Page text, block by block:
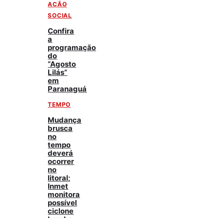
AÇÃO
SOCIAL
Confira
a
programação
do
“Agosto
Lilás”
em
Paranaguá
TEMPO
Mudança
brusca
no
tempo
deverá
ocorrer
no
litoral;
Inmet
monitora
possível
ciclone